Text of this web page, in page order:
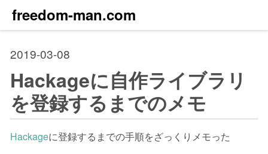
freedom-man.com
2019-03-08
Hackageに自作ライブラリ
を登録するまでのメモ
Hackageに登録するまでの手順をざっくりメモった